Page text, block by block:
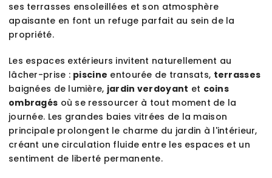
ses terrasses ensoleillées et son atmosphère
apaisante en font un refuge parfait au sein de la
propriété.
Les espaces extérieurs invitent naturellement au
lâcher-prise : piscine entourée de transats, terrasses
baignées de lumière, jardin verdoyant et coins
ombragés où se ressourcer à tout moment de la
journée. Les grandes baies vitrées de la maison
principale prolongent le charme du jardin à l'intérieur,
créant une circulation fluide entre les espaces et un
sentiment de liberté permanente.